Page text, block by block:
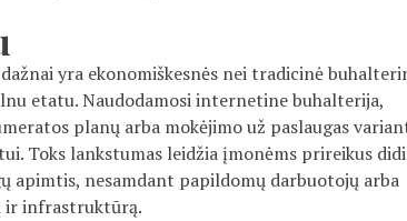
yra ekonomiškesnės nei tradicinė
etatu. Naudodamosi internetine buhalterija,
planų arba mokėjimo už paslaugas
Toks lankstumas leidžia įmonėms prireikus
apimtis, nesamdant papildomų darbuotojų arba
ir infrastruktūrą.